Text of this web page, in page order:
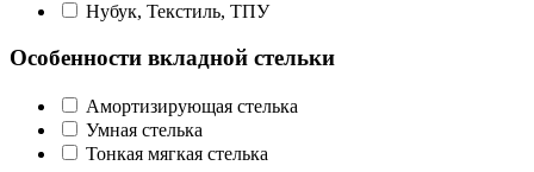
Нубук, Текстиль, ТПУ
Особенности вкладной стельки
Амортизирующая стелька
Умная стелька
Тонкая мягкая стелька